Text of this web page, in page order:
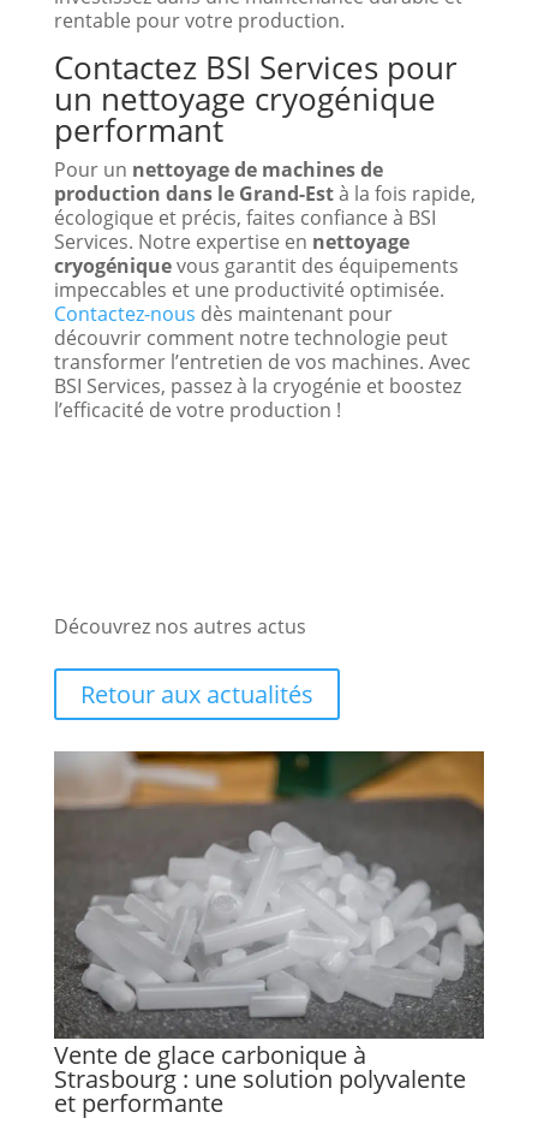
rentable pour votre production.
Contactez BSI Services pour
un nettoyage cryogénique
performant
Pour un nettoyage de machines de
production dans le Grand-Està la fois rapide,
écologique et précis, faites confiance à BSI
Services. Notre expertise en nettoyage
cryogéniquevous garantit des équipements
impeccables et une productivité optimisée.
Contactez-nous dès maintenant pour
découvrir comment notre technologie peut
transformer l’entretien de vos machines. Avec
BSI Services, passez à la cryogénie et boostez
l’efficacité de votre production !
Découvrez nos autres actus
Retour aux actualités
Vente de glace carbonique à
Strasbourg : une solution polyvalente
et performante